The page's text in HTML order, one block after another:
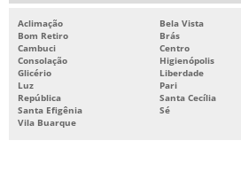
Aclimação
Bela Vista
Bom Retiro
Brás
Cambuci
Centro
Consolação
Higienópolis
Glicério
Liberdade
Luz
Pari
República
Santa Cecília
Santa Efigênia
Sé
Vila Buarque